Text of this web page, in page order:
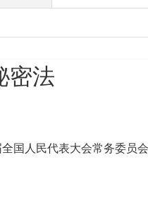
密法
国人民代表大会常务委员